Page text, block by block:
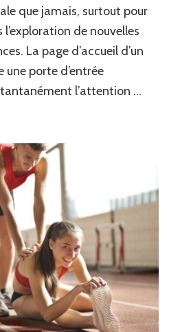
nuestra
página
inicio
que jamais, surtout pour
de nouvelles
La page d’accueil d’un
porte d’entrée
l’attention …